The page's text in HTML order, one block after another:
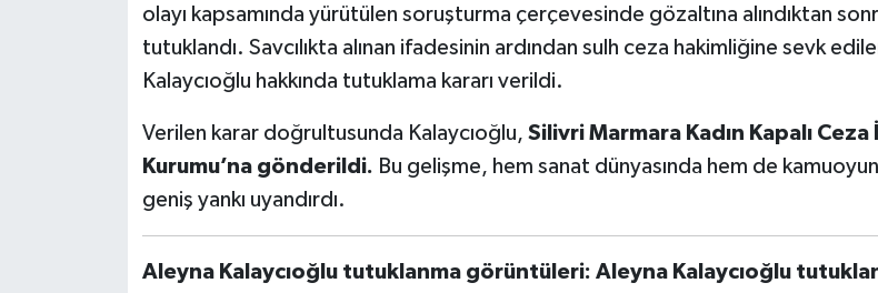
olayı kapsamında yürütülen soruşturma çerçevesinde gözaltına alındıktan
tutuklandı. Savcılıkta alınan ifadesinin ardından sulh ceza hakimliğine sevk
Kalaycıoğlu hakkında tutuklama kararı verildi.
Verilen karar doğrultusunda Kalaycıoğlu, Silivri Marmara Kadın Kapalı Ceza
Kurumu’na gönderildi. Bu gelişme, hem sanat dünyasında hem de
geniş yankı uyandırdı.
Aleyna Kalaycıoğlu tutuklanma görüntüleri: Aleyna Kalaycıoğlu